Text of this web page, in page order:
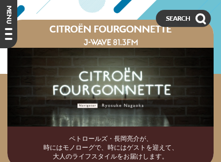
ペトロールズ・長岡亮介が、
時にはモノローグで、時にはゲストを迎えて、
大人のライフスタイルをお届けします。